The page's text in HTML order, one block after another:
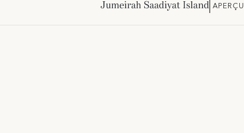
Jumeirah Saadiyat Island APERÇU